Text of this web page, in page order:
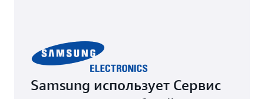
Samsung использует Сервис